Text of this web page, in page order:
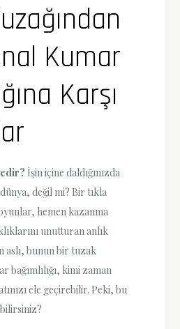
Kumar
Karşı
İşin içine daldığınızda
değil mi? Bir tıkla
hemen kazanma
unutturan anlık
aslı, bunun bir tuzak
bağımlılığı, kimi zaman
ele geçirebilir. Peki, bu